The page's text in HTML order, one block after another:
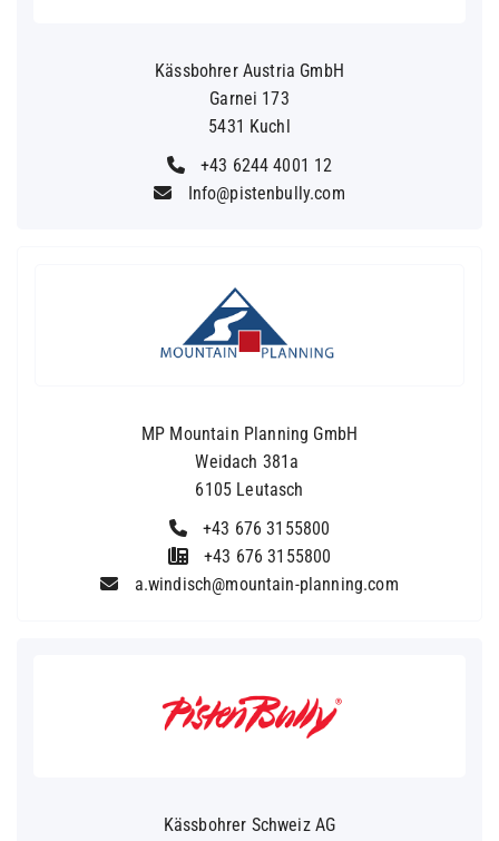
Kässbohrer Austria GmbH
Garnei 173
5431 Kuchl
+43 6244 4001 12
Info@pistenbully.com
MP Mountain Planning GmbH
Weidach 381a
6105 Leutasch
+43 676 3155800
+43 676 3155800
a.windisch@mountain-planning.com
Kässbohrer Schweiz AG